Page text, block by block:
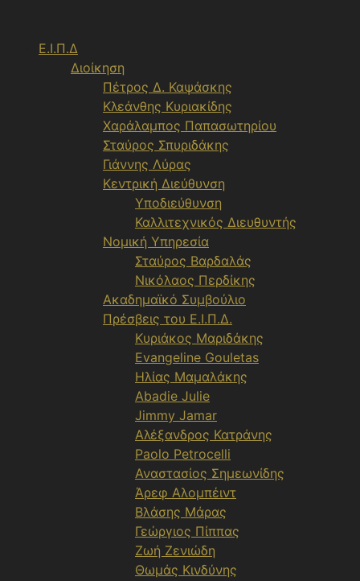
περιεχόμενο
Ε.Ι.Π.Δ
Διοίκηση
Πέτρος Δ. Καψάσκης
Κλεάνθης Κυριακίδης
Χαράλαμπος Παπασωτηρίου
Σταύρος Σπυριδάκης
Γιάννης Λύρας
Κεντρική Διεύθυνση
Υποδιεύθυνση
Καλλιτεχνικός Διευθυντής
Νομική Υπηρεσία
Σταύρος Βαρδαλάς
Νικόλαος Περδίκης
Ακαδημαϊκό Συμβούλιο
Πρέσβεις του Ε.Ι.Π.Δ.
Κυριάκος Μαριδάκης
Evangeline Gouletas
Ηλίας Μαμαλάκης
Abadie Julie
Jimmy Jamar
Αλέξανδρος Κατράνης
Paolo Petrocelli
Αναστασίος Σημεωνίδης
Άρεφ Αλομπέιντ
Βλάσης Μάρας
Γεώργιος Πίππας
Ζωή Ζενιώδη
Θωμάς Κινδύνης